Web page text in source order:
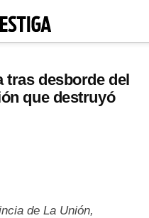
tras desborde del
que destruyó
de La Unión,